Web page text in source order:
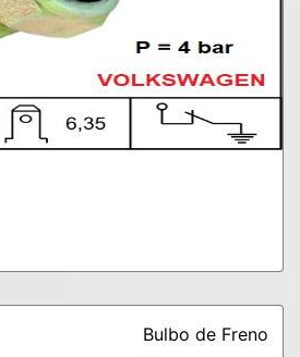
Bulbo de Freno